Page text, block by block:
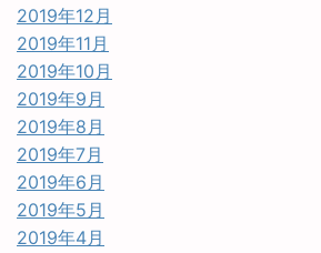
2019年12月
2019年11月
2019年10月
2019年9月
2019年8月
2019年7月
2019年6月
2019年5月
2019年4月